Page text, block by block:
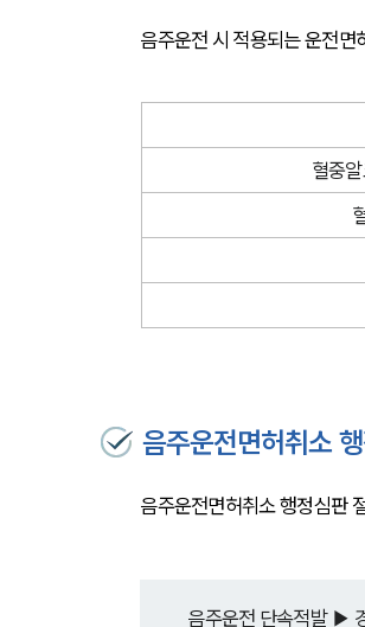
음주운전 시 적용되는 운전면
혈중
음주운전면허취소
음주운전면허취소 행정심판
음주운전 단속적발 ▶